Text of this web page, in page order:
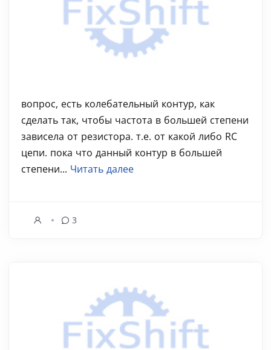
вопрос, есть колебательный контур, как
сделать так, чтобы частота в большей степени
зависела от резистора. т.е. от какой либо RC
цепи. пока что данный контур в большей
степени... Читать далее
3